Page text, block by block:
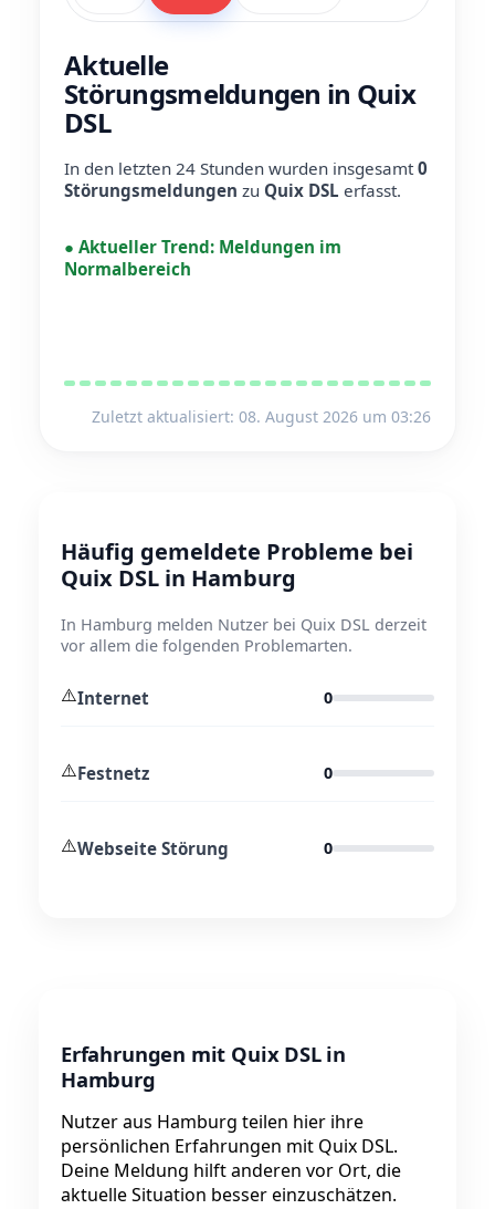
Aktuelle
Störungsmeldungen in Quix
DSL
In den letzten 24 Stunden wurden insgesamt0
Störungsmeldungen zu Quix DSL erfasst.
● Aktueller Trend: Meldungen im
Normalbereich
Zuletzt aktualisiert: 08. August 2026 um 03:26
Häufig gemeldete Probleme bei
Quix DSL in Hamburg
In Hamburg melden Nutzer bei Quix DSL derzeit
vor allem die folgenden Problemarten.
⚠️Internet 0
⚠️Festnetz 0
⚠️Webseite Störung 0
Erfahrungen mit Quix DSL in
Hamburg
Nutzer aus Hamburg teilen hier ihre
persönlichen Erfahrungen mit Quix DSL.
Deine Meldung hilft anderen vor Ort, die
aktuelle Situation besser einzuschätzen.